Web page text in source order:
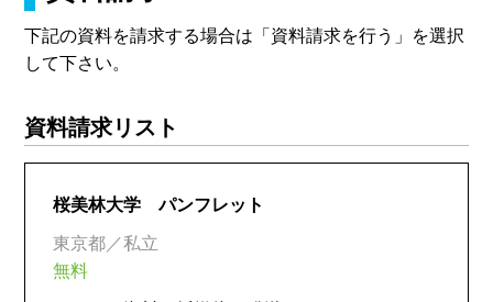
下記の資料を請求する場合は「資料請求を行う」を選択
して下さい。
資料請求リスト
桜美林大学 パンフレット
東京都／私立
無料